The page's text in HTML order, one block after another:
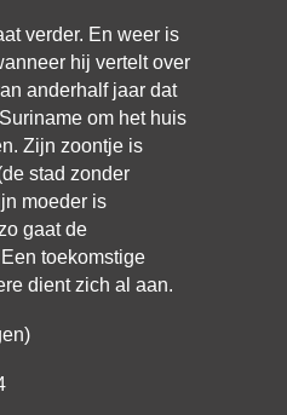
verder. En weer is
hij vertelt over
anderhalf jaar dat
om het huis
Zijn zoontje is
stad zonder
moeder is
gaat de
toekomstige
dient zich al aan.